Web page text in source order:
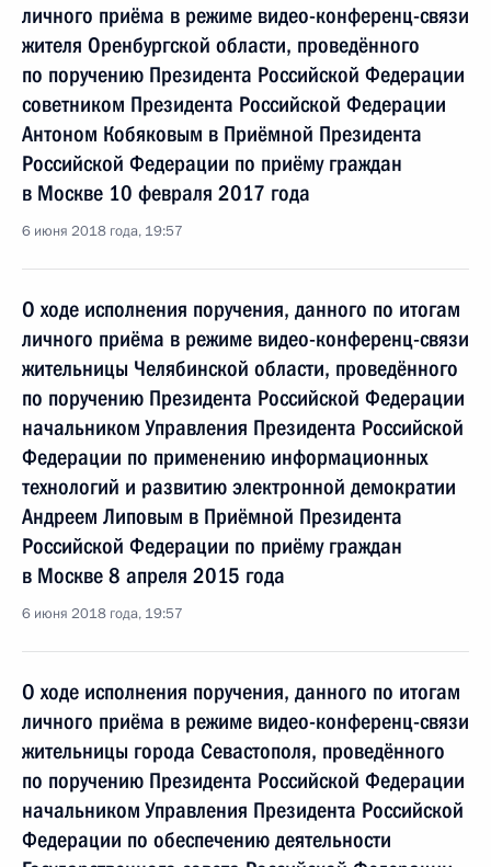
личного приёма в режиме видео-конференц-связи
жителя Оренбургской области, проведённого
по поручению Президента Российской Федерации
советником Президента Российской Федерации
Антоном Кобяковым в Приёмной Президента
Российской Федерации по приёму граждан
в Москве 10 февраля 2017 года
6 июня 2018 года, 19:57
О ходе исполнения поручения, данного по итогам
личного приёма в режиме видео-конференц-связи
жительницы Челябинской области, проведённого
по поручению Президента Российской Федерации
начальником Управления Президента Российской
Федерации по применению информационных
технологий и развитию электронной демократии
Андреем Липовым в Приёмной Президента
Российской Федерации по приёму граждан
в Москве 8 апреля 2015 года
6 июня 2018 года, 19:57
О ходе исполнения поручения, данного по итогам
личного приёма в режиме видео-конференц-связи
жительницы города Севастополя, проведённого
по поручению Президента Российской Федерации
начальником Управления Президента Российской
Федерации по обеспечению деятельности